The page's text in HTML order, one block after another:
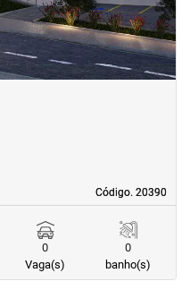
Código. 20390
Código. 20390
0
Vaga(s)
0
banho(s)